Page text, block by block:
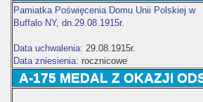
Pamiatka Poświęcenia Domu Unii Polskiej w
Buffalo NY, dn.29.08.1915r.
Data uchwalenia: 29.08.1915r.
Data zniesienia: rocznicowe
A-175 MEDAL Z OKAZJI